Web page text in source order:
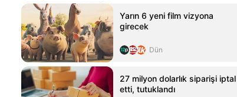
Yarın 6 yeni film vizyona
girecek
Dün
27 milyon dolarlık siparişi iptal
etti, tutuklandı